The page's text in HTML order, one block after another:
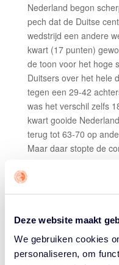
Deze website maakt
We gebruiken cookies
personaliseren, om
Nederland begon
pech dat de Duitse
wedstrijd een andere
kwart (17 punten)
de toon voor het hoge
Duitsers over het hele
tegen een 29-42
was het verschil zelfs
kwart gooide
terug tot 63-70 op
Maar daar stopte de
Mendel op den Orth
Opvallend
Nederland won het